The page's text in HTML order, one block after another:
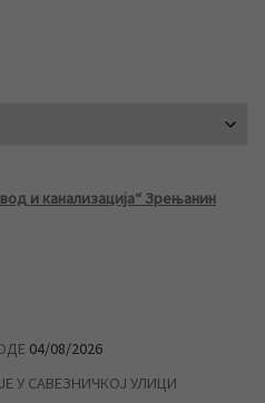
и канализација“ Зрењанин
04/08/2026
У САВЕЗНИЧКОЈ УЛИЦИ